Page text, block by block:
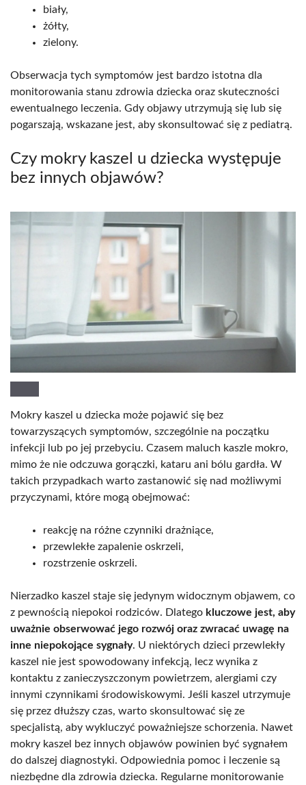
biały,
żółty,
zielony.
Obserwacja tych symptomów jest bardzo istotna dla
monitorowania stanu zdrowia dziecka oraz skuteczności
ewentualnego leczenia. Gdy objawy utrzymują się lub się
pogarszają, wskazane jest, aby skonsultować się z pediatrą.
Czy mokry kaszel u dziecka występuje
bez innych objawów?
Mokry kaszel u dziecka może pojawić się bez
towarzyszących symptomów, szczególnie na początku
infekcji lub po jej przebyciu. Czasem maluch kaszle mokro,
mimo że nie odczuwa gorączki, kataru ani bólu gardła. W
takich przypadkach warto zastanowić się nad możliwymi
przyczynami, które mogą obejmować:
reakcję na różne czynniki drażniące,
przewlekłe zapalenie oskrzeli,
rozstrzenie oskrzeli.
Nierzadko kaszel staje się jedynym widocznym objawem, co
z pewnością niepokoi rodziców. Dlatego kluczowe jest, aby
uważnie obserwować jego rozwój oraz zwracać uwagę na
inne niepokojące sygnały. U niektórych dzieci przewlekły
kaszel nie jest spowodowany infekcją, lecz wynika z
kontaktu z zanieczyszczonym powietrzem, alergiami czy
innymi czynnikami środowiskowymi. Jeśli kaszel utrzymuje
się przez dłuższy czas, warto skonsultować się ze
specjalistą, aby wykluczyć poważniejsze schorzenia. Nawet
mokry kaszel bez innych objawów powinien być sygnałem
do dalszej diagnostyki. Odpowiednia pomoc i leczenie są
niezbędne dla zdrowia dziecka. Regularne monitorowanie